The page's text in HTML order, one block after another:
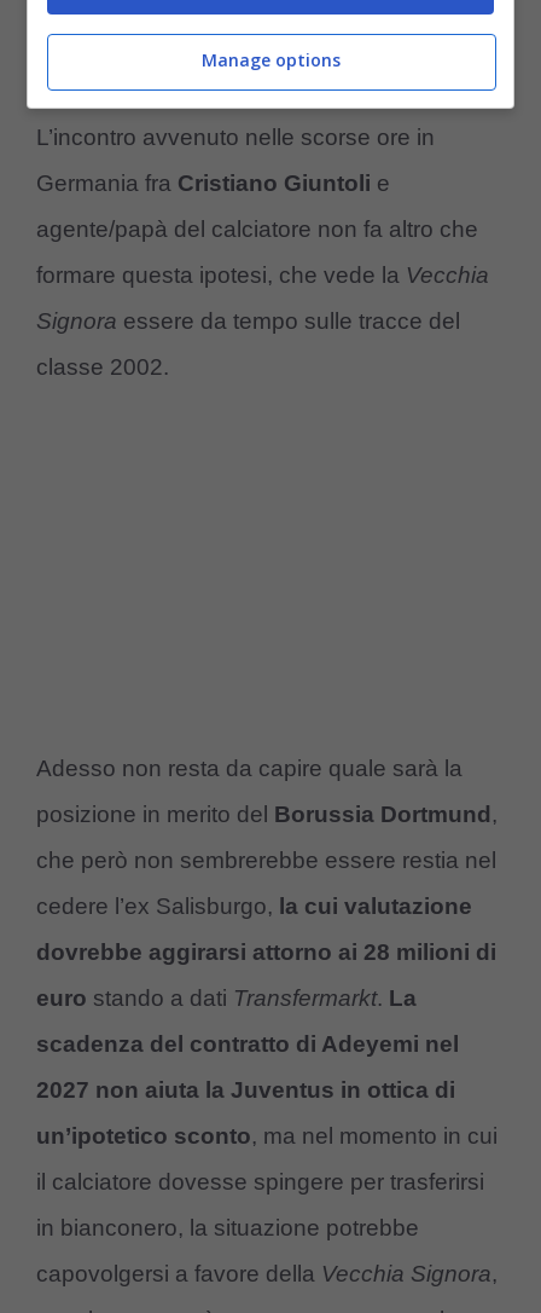
Karim Adeyemi potrebbe presto diventare
un nuovo giocatore della Juventus.
L’incontro avvenuto nelle scorse ore in
Germania fra Cristiano Giuntoli e
agente/papà del calciatore non fa altro che
formare questa ipotesi, che vede la Vecchia
Signora essere da tempo sulle tracce del
classe 2002.
Adesso non resta da capire quale sarà la
posizione in merito del Borussia Dortmund,
che però non sembrerebbe essere restia nel
cedere l’ex Salisburgo, la cui valutazione
dovrebbe aggirarsi attorno ai 28 milioni di
euro stando a dati Transfermarkt. La
scadenza del contratto di Adeyemi nel
2027 non aiuta la Juventus in ottica di
un’ipotetico sconto, ma nel momento in cui
il calciatore dovesse spingere per trasferirsi
in bianconero, la situazione potrebbe
capovolgersi a favore della Vecchia Signora,
Manage options